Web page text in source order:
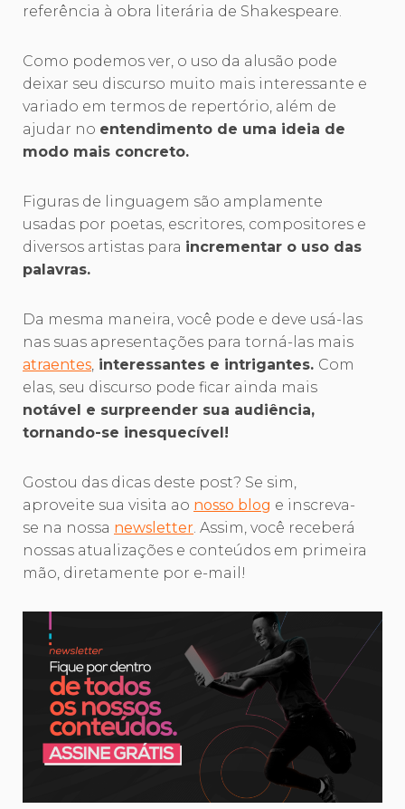
referência à obra literária de Shakespeare.
Como podemos ver, o uso da alusão pode
deixar seu discurso muito mais interessante e
variado em termos de repertório, além de
ajudar no entendimento de uma ideia de
modo mais concreto.
Figuras de linguagem são amplamente
usadas por poetas, escritores, compositores e
diversos artistas para incrementar o uso das
palavras.
Da mesma maneira, você pode e deve usá-las
nas suas apresentações para torná-las mais
atraentes, interessantes e intrigantes. Com
elas, seu discurso pode ficar ainda mais
notável e surpreender sua audiência,
tornando-se inesquecível!
Gostou das dicas deste post? Se sim,
aproveite sua visita ao nosso blog e inscreva-
se na nossa newsletter. Assim, você receberá
nossas atualizações e conteúdos em primeira
mão, diretamente por e-mail!